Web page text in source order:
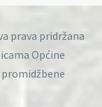
prava pridržana
Općine